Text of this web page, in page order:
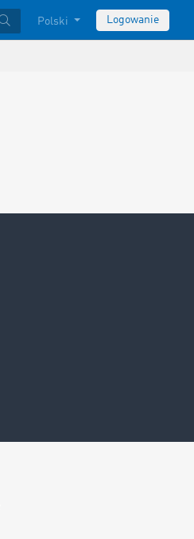
Polski Logowanie